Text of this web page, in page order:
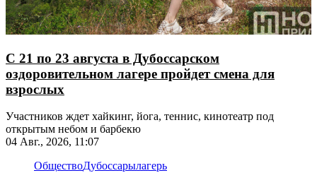
С 21 по 23 августа в Дубоссарском
оздоровительном лагере пройдет смена для
взрослых
Участников ждет хайкинг, йога, теннис, кинотеатр под
открытым небом и барбекю
04 Авг., 2026, 11:07
ОбществоДубоссарылагерь